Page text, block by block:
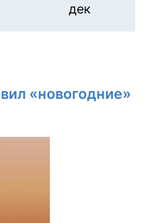
дек
«новогодние»